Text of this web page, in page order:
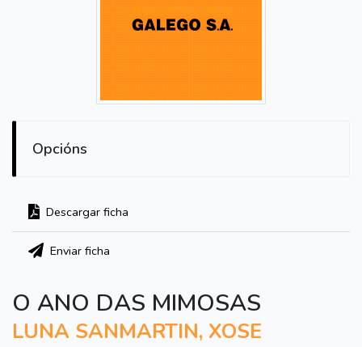
Opcións
Descargar ficha
Enviar ficha
O ANO DAS MIMOSAS
LUNA SANMARTIN, XOSE